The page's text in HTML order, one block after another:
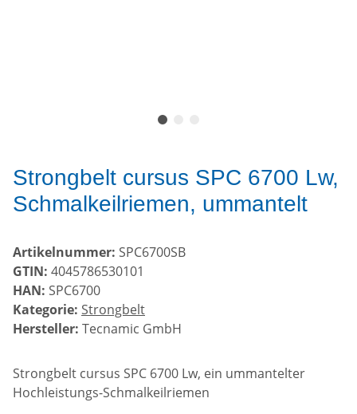
Strongbelt cursus SPC 6700 Lw,
Schmalkeilriemen, ummantelt
Artikelnummer: SPC6700SB
GTIN: 4045786530101
HAN: SPC6700
Kategorie: Strongbelt
Hersteller: Tecnamic GmbH
Strongbelt cursus SPC 6700 Lw, ein ummantelter
Hochleistungs-Schmalkeilriemen